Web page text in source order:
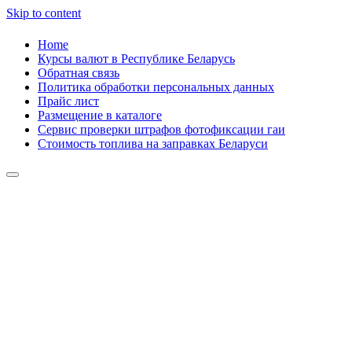
Skip to content
Home
Курсы валют в Республике Беларусь
Обратная связь
Политика обработки персональных данных
Прайс лист
Размещение в каталоге
Сервис проверки штрафов фотофиксации гаи
Стоимость топлива на заправках Беларуси